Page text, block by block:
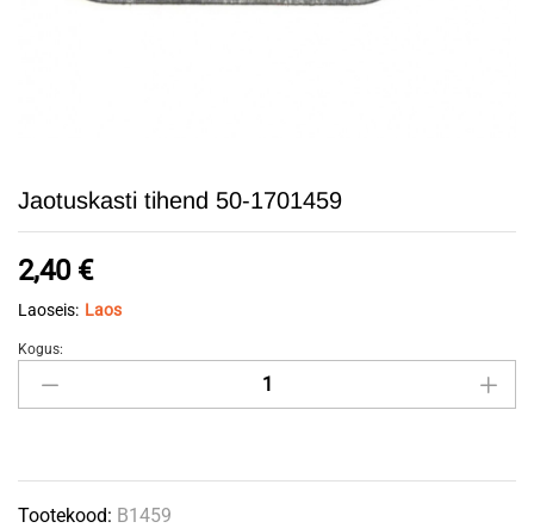
Jaotuskasti tihend 50-1701459
2,40 €
Laoseis: Laos
Jaotuskasti
tihend
quantity
Kogus:
Tootekood: B1459